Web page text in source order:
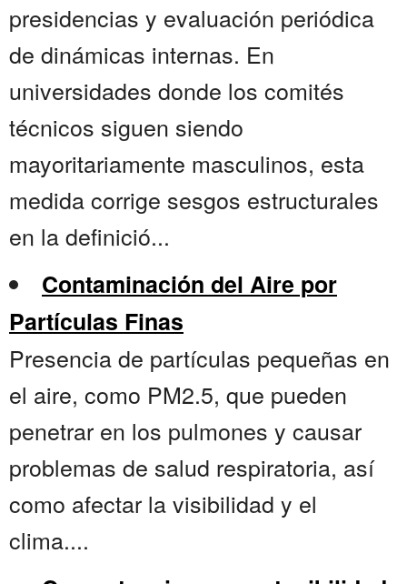
presidencias y evaluación periódica
de dinámicas internas. En
universidades donde los comités
técnicos siguen siendo
mayoritariamente masculinos, esta
medida corrige sesgos estructurales
en la definició...
Contaminación del Aire por
Partículas Finas
Presencia de partículas pequeñas en
el aire, como PM2.5, que pueden
penetrar en los pulmones y causar
problemas de salud respiratoria, así
como afectar la visibilidad y el
clima....